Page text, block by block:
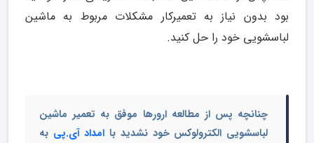
بود بدون نیاز به تعمیرکار مشکلات مربوط به ماشین
لباسشویی خود را حل کنید.
چنانچه پس از مطالعه ارورها موفق به تعمیر ماشین
لباسشویی الکترولوکس خود نشدید با امداد آی.پی به